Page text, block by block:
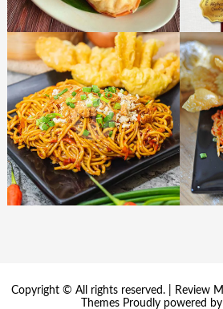
Copyright © All rights reserved. | Review
ThemesProudly powered by